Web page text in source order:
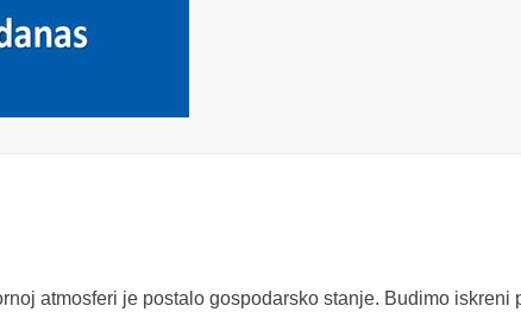
atmosferi je postalo gospodarsko stanje. Budimo iskreni